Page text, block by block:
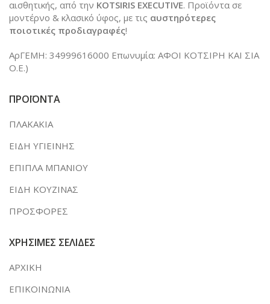
αισθητικής, από την KOTSIRIS EXECUTIVE. Προϊόντα σε
μοντέρνο & κλασικό ύφος, με τις αυστηρότερες
ποιοτικές προδιαγραφές!
ΑρΓΕΜΗ: 34999616000 Επωνυμία: ΑΦΟΙ ΚΟΤΣΙΡΗ ΚΑΙ ΣΙΑ
Ο.Ε.)
ΠΡΟΪΟΝΤΑ
ΠΛΑΚΑΚΙΑ
ΕΙΔΗ ΥΓΙΕΙΝΗΣ
ΕΠΙΠΛΑ ΜΠΑΝΙΟΥ
ΕΙΔΗ ΚΟΥΖΙΝΑΣ
ΠΡΟΣΦΟΡΕΣ
ΧΡΗΣΙΜΕΣ ΣΕΛΙΔΕΣ
ΑΡΧΙΚΗ
ΕΠΙΚΟΙΝΩΝΙΑ